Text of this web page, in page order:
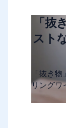
「抜
スト
「抜き
リング